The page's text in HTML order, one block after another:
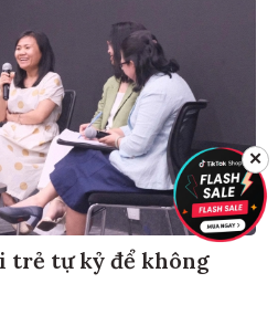
trẻ tự kỷ để không
✕